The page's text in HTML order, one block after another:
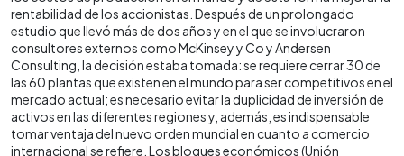
rentabilidad de los accionistas. Después de un prolongado
estudio que llevó más de dos años y en el que se involucraron
consultores externos como McKinsey y Co y Andersen
Consulting, la decisión estaba tomada: se requiere cerrar 30 de
las 60 plantas que existen en el mundo para ser competitivos en el
mercado actual; es necesario evitar la duplicidad de inversión de
activos en las diferentes regiones y, además, es indispensable
tomar ventaja del nuevo orden mundial en cuanto a comercio
internacional se refiere. Los bloques económicos (Unión